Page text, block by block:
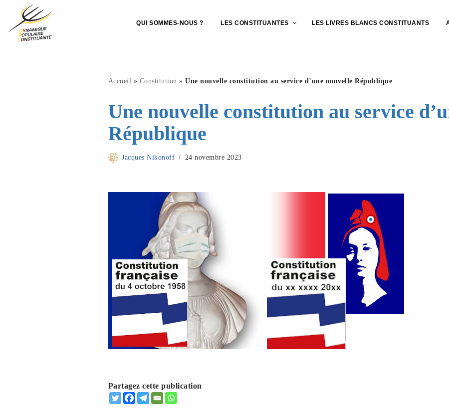
Aller
contenu
QUI SOMMES-NOUS ? LES CONSTITUANTES LES LIVRES BLANCS CONSTITUANTS
Accueil » Constitution »Une nouvelle constitution au service d’une nouvelle République
Une nouvelle constitution au service
République
Jacques Nikonoff 24 novembre 2023
Partagez cette publication